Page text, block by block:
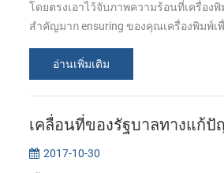
โดยตรงเอาไว้จับภาพความร้อนที่เครื่อง
สำคัญมาก ensuring ของคุณเครื่องพิมพ์เ
อ่านเพิ่มเติม
เคลื่อนที่ของรัฐบาลทางแก้
2017-10-30